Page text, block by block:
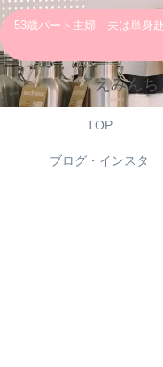
53歳パート主婦 夫は単身
えみんち
TOP
ブログ・インスタ